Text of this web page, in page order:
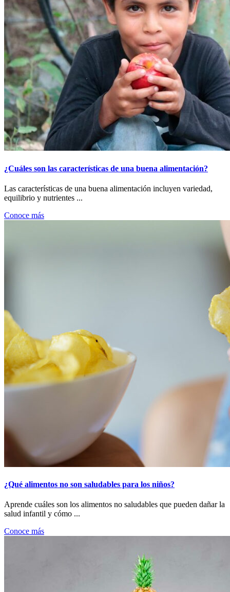
¿Cuáles son las características de una buena alimentación?
Las características de una buena alimentación incluyen variedad,
equilibrio y nutrientes ...
Conoce más
¿Qué alimentos no son saludables para los niños?
Aprende cuáles son los alimentos no saludables que pueden dañar la
salud infantil y cómo ...
Conoce más